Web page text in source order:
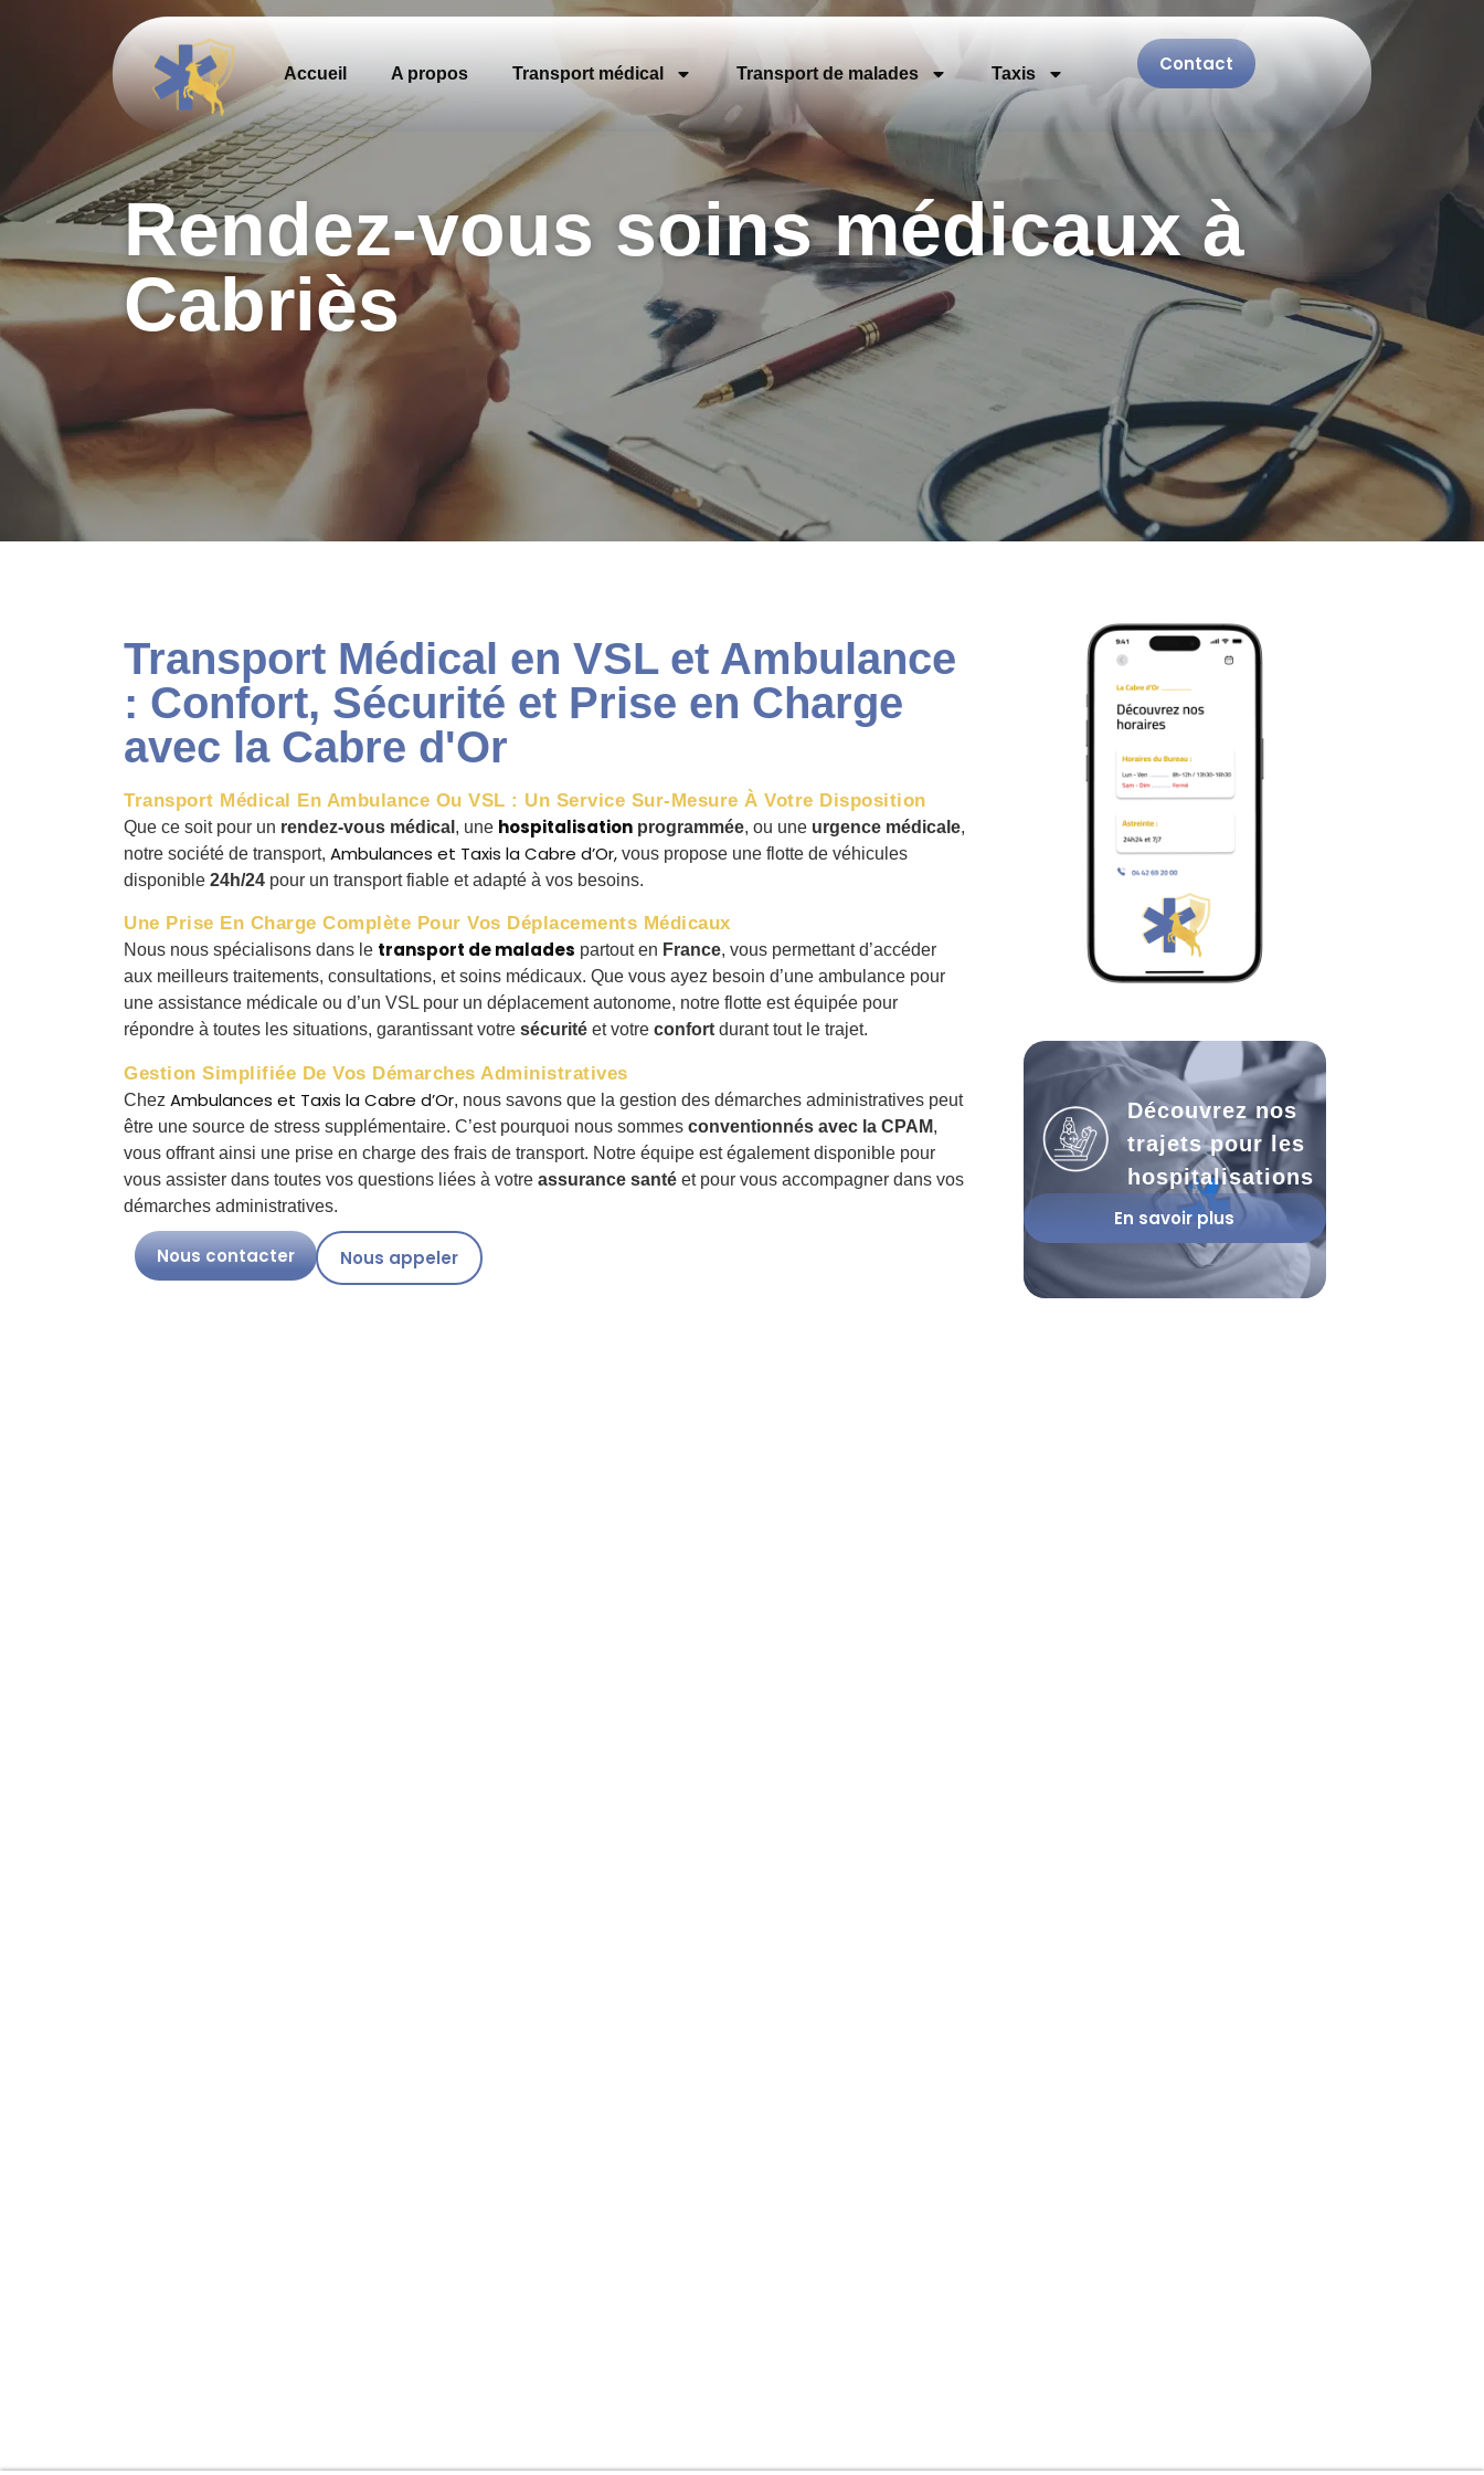
Accueil A propos Transport médical Transport de malades Taxis Contact
Rendez-vous soins médicaux à
Cabriès
Transport Médical en VSL et Ambulance
: Confort, Sécurité et Prise en Charge
avec la Cabre d'Or
Transport Médical En Ambulance Ou VSL : Un Service Sur-Mesure À Votre Disposition
Que ce soit pour un rendez-vous médical , une hospitalisation programmée, ou une urgence médicale,
notre société de transport, Ambulances et Taxis la Cabre d’Or, vous propose une flotte de véhicules
disponible 24h/24 pour un transport fiable et adapté à vos besoins.
Une Prise En Charge Complète Pour Vos Déplacements Médicaux
Nous nous spécialisons dans le transport de malades partout en France, vous permettant d’accéder
aux meilleurs traitements, consultations, et soins médicaux. Que vous ayez besoin d’une ambulance pour
une assistance médicale ou d’un VSL pour un déplacement autonome, notre flotte est équipée pour
répondre à toutes les situations, garantissant votre sécurité et votre confort durant tout le trajet.
Gestion Simplifiée De Vos Démarches Administratives
Chez Ambulances et Taxis la Cabre d’Or, nous savons que la gestion des démarches administratives peut
être une source de stress supplémentaire. C’est pourquoi nous sommes conventionnés avec la CPAM,
vous offrant ainsi une prise en charge des frais de transport. Notre équipe est également disponible pour
vous assister dans toutes vos questions liées à votre assurance santé et pour vous accompagner dans vos
démarches administratives.
Nous contacter Nous appeler
Découvrez nos
trajets pour les
hospitalisations
En savoir plus